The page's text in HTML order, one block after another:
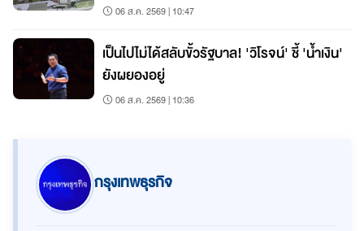
06 ส.ค. 2569 | 10:47
เป็นไปไม่ได้สลับขั้วรัฐบาล! 'วิโรจน์' ชี้ 'น้ำเงิน'
ยังผยองอยู่
06 ส.ค. 2569 | 10:36
กรุงเทพธุรกิจ